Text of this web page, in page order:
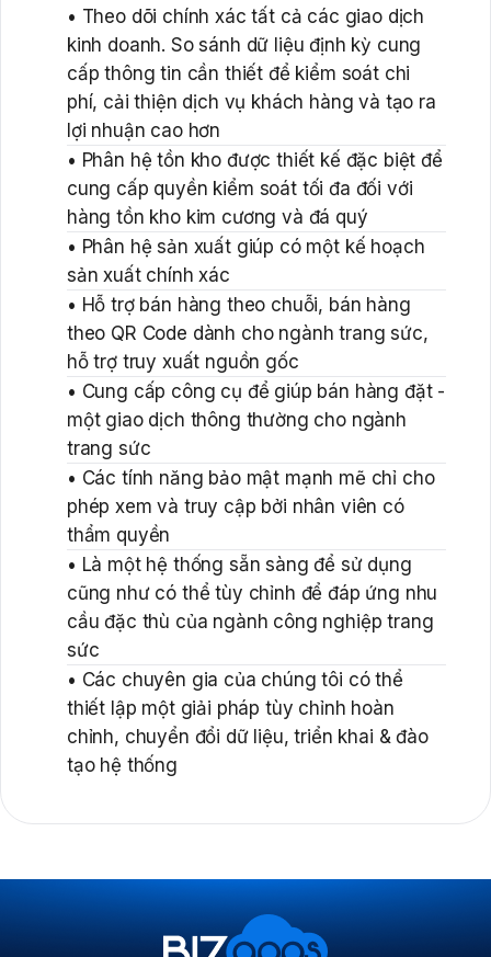
• Theo dõi chính xác tất cả các giao dịch
kinh doanh. So sánh dữ liệu định kỳ cung
cấp thông tin cần thiết để kiểm soát chi
phí, cải thiện dịch vụ khách hàng và tạo ra
lợi nhuận cao hơn
• Phân hệ tồn kho được thiết kế đặc biệt để
cung cấp quyền kiểm soát tối đa đối với
hàng tồn kho kim cương và đá quý
• Phân hệ sản xuất giúp có một kế hoạch
sản xuất chính xác
• Hỗ trợ bán hàng theo chuỗi, bán hàng
theo QR Code dành cho ngành trang sức,
hỗ trợ truy xuất nguồn gốc
• Cung cấp công cụ để giúp bán hàng đặt -
một giao dịch thông thường cho ngành
trang sức
• Các tính năng bảo mật mạnh mẽ chỉ cho
phép xem và truy cập bởi nhân viên có
thẩm quyền
• Là một hệ thống sẵn sàng để sử dụng
cũng như có thể tùy chỉnh để đáp ứng nhu
cầu đặc thù của ngành công nghiệp trang
sức
• Các chuyên gia của chúng tôi có thể
thiết lập một giải pháp tùy chỉnh hoàn
chỉnh, chuyển đổi dữ liệu, triển khai & đào
tạo hệ thống